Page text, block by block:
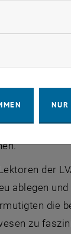
die ÖN B
diese
einig, dass
der
ablegen
die
zu
NUR